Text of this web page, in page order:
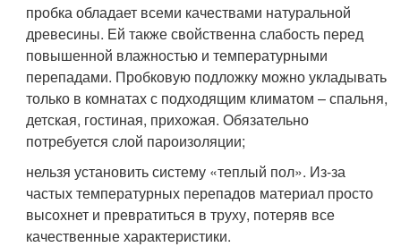
пробка обладает всеми качествами натуральной
древесины. Ей также свойственна слабость перед
повышенной влажностью и температурными
перепадами. Пробковую подложку можно укладывать
только в комнатах с подходящим климатом – спальня,
детская, гостиная, прихожая. Обязательно
потребуется слой пароизоляции;
нельзя установить систему «теплый пол». Из-за
частых температурных перепадов материал просто
высохнет и превратиться в труху, потеряв все
качественные характеристики.